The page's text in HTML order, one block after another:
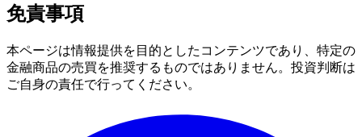
免責事項
本ページは情報提供を目的としたコンテンツであり、特定の
金融商品の売買を推奨するものではありません。投資判断は
ご自身の責任で行ってください。